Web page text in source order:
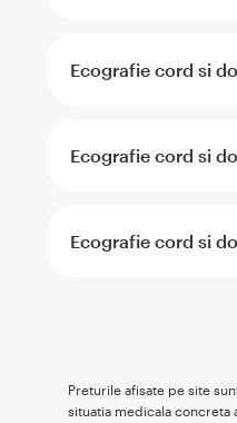
Ecografie cord si
Ecografie cord si
Ecografie cord si
Preturile afisate pe site
situatia medicala concreta